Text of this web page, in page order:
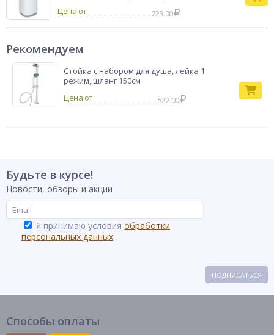
Цена от
223.00
Рекомендуем
Стойка с набором для душа, лейка 1
режим, шланг 150см
522.00
Будьте в курсе!
Новости, обзоры и акции
Я принимаю условия обработки
персональных данных
ПОДПИСАТЬСЯ
Способы оплаты